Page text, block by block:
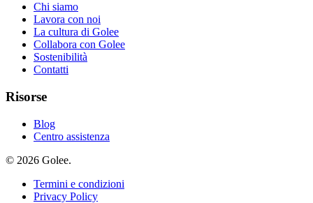
Chi siamo
Lavora con noi
La cultura di Golee
Collabora con Golee
Sostenibilità
Contatti
Risorse
Blog
Centro assistenza
© 2026 Golee.
Termini e condizioni
Privacy Policy